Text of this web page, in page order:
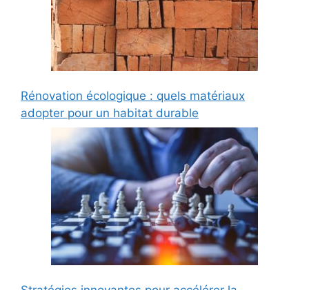
Rénovation écologique : quels matériaux
adopter pour un habitat durable